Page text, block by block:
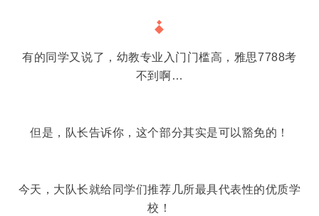
有的同学又说了，幼教专业入门门槛高，雅思7788考
不到啊…
但是，队长告诉你，这个部分其实是可以豁免的！
今天，大队长就给同学们推荐几所最具代表性的优质学
校！